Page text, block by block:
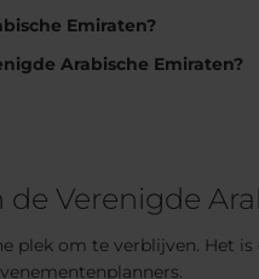
Emiraten?
Arabische Emiraten?
Verenigde
plek om te verblijven. Het is